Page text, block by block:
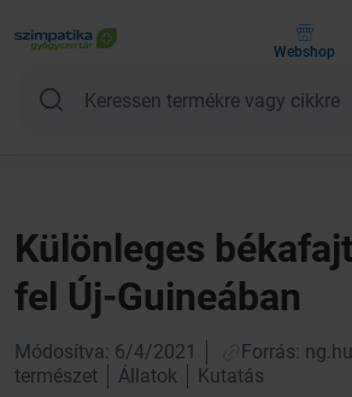
Webshop
Különleges
fel Új-Guineában
Módosítva: 6/4/2021 Forrás: ng.hu
természet
Állatok
Kutatás